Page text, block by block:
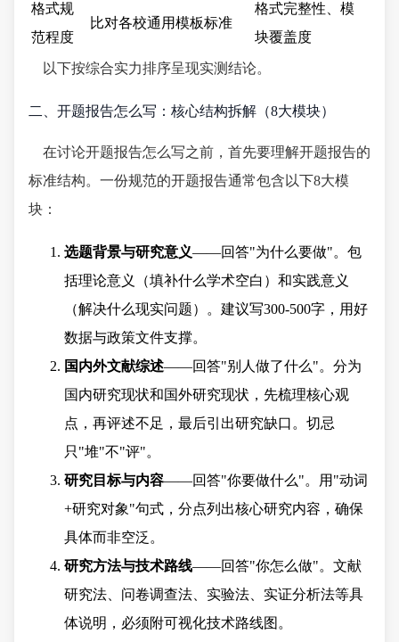
格式规
范程度
比对各校通用模板标准
格式完整性、模
块覆盖度
以下按综合实力排序呈现实测结论。
二、开题报告怎么写：核心结构拆解（8大模块）
在讨论开题报告怎么写之前，首先要理解开题报告的
标准结构。一份规范的开题报告通常包含以下8大模
块：
选题背景与研究意义——回答"为什么要做"。包
括理论意义（填补什么学术空白）和实践意义
（解决什么现实问题）。建议写300-500字，用好
数据与政策文件支撑。
国内外文献综述——回答"别人做了什么"。分为
国内研究现状和国外研究现状，先梳理核心观
点，再评述不足，最后引出研究缺口。切忌
只"堆"不"评"。
研究目标与内容——回答"你要做什么"。用"动词
+研究对象"句式，分点列出核心研究内容，确保
具体而非空泛。
研究方法与技术路线——回答"你怎么做"。文献
研究法、问卷调查法、实验法、实证分析法等具
体说明，必须附可视化技术路线图。